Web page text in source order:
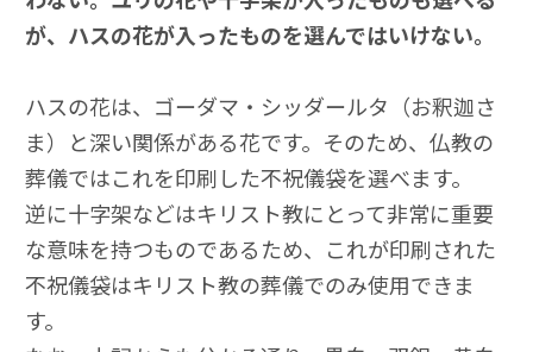
が、ハスの花が入ったものを選んではいけない。
ハスの花は、ゴーダマ・シッダールタ（お釈迦さ
ま）と深い関係がある花です。そのため、仏教の
葬儀ではこれを印刷した不祝儀袋を選べます。
逆に十字架などはキリスト教にとって非常に重要
な意味を持つものであるため、これが印刷された
不祝儀袋はキリスト教の葬儀でのみ使用できま
す。